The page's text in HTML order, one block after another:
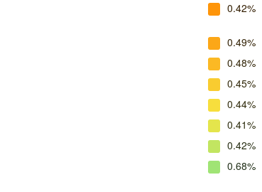
0.42%
0.49%
0.48%
0.45%
0.44%
0.41%
0.42%
0.68%